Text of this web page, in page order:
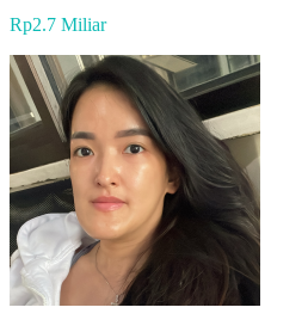
Rp2.7 Miliar